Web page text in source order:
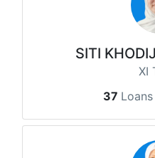
SITI
XI
37 Loans